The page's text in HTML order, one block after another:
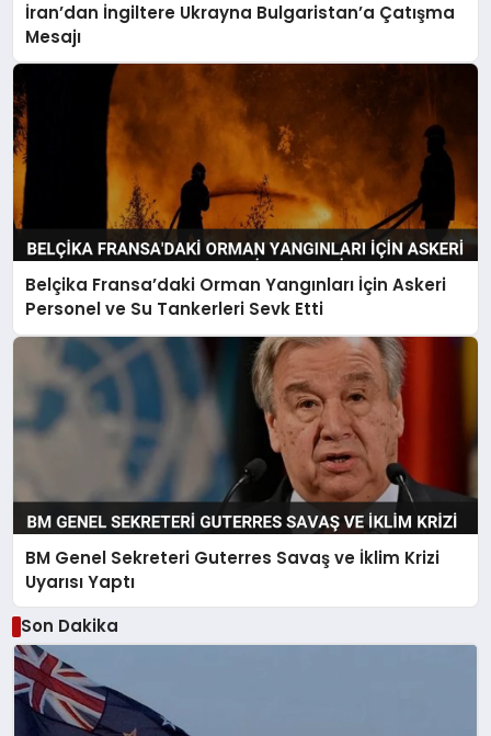
İran’dan İngiltere Ukrayna Bulgaristan’a Çatışma
Mesajı
Belçika Fransa’daki Orman Yangınları İçin Askeri
Personel ve Su Tankerleri Sevk Etti
BM Genel Sekreteri Guterres Savaş ve İklim Krizi
Uyarısı Yaptı
Son Dakika